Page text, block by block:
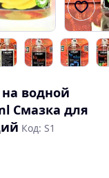
водной
Смазка для
Код: S1